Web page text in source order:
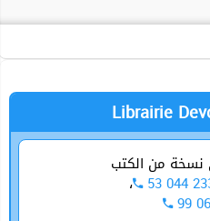
نسخة من الكتب
53 044 ،
99